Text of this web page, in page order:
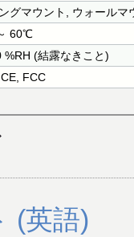
グマウント, ウォールマ
60℃
%RH (結露なきこと)
FCC
(英語)